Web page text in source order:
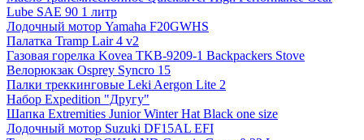
Lube SAE 90 1 литр
Лодочный мотор Yamaha F20GWHS
Палатка Tramp Lair 4 v2
Газовая горелка Kovea TKB-9209-1 Backpackers Stove
Велорюкзак Osprey Syncro 15
Палки треккинговые Leki Aergon Lite 2
Набор Expedition "Другу"
Шапка Extremities Junior Winter Hat Black one size
Лодочный мотор Suzuki DF15AL EFI